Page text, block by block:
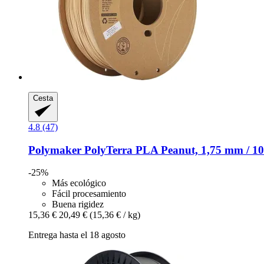
Cesta
4.8 (47)
Polymaker PolyTerra PLA Peanut, 1,75 mm /
-25%
Más ecológico
Fácil procesamiento
Buena rigidez
15,36 € 20,49 € (15,36 € / kg)
Entrega hasta el 18 agosto